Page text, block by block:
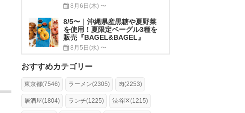
8月6日(木) 〜
8/5〜｜沖縄県産黒糖や夏野菜
を使用！夏限定ベーグル3種を
販売『BAGEL&BAGEL』
8月5日(水) 〜
おすすめカテゴリー
東京都(7546) ラーメン(2305) 肉(2253)
居酒屋(1804) ランチ(1225) 渋谷区(1215)